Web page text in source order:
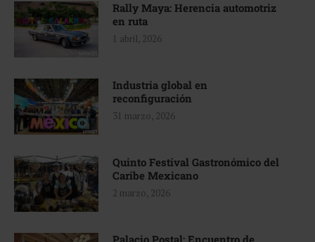
Rally Maya: Herencia automotriz
en ruta
1 abril, 2026
Industria global en
reconfiguración
31 marzo, 2026
Quinto Festival Gastronómico del
Caribe Mexicano
2 marzo, 2026